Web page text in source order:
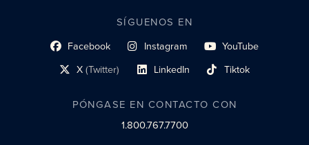
SÍGUENOS EN
Facebook
enlace al perfil social Instagram
enlace de perfil social YouTube
enlace de perfil social
X(Twitter)
enlace al perfil social LinkedIn
enlace al perfil social Tiktok
enlace al perfil social
PÓNGASE EN CONTACTO CON
1.800.767.7700